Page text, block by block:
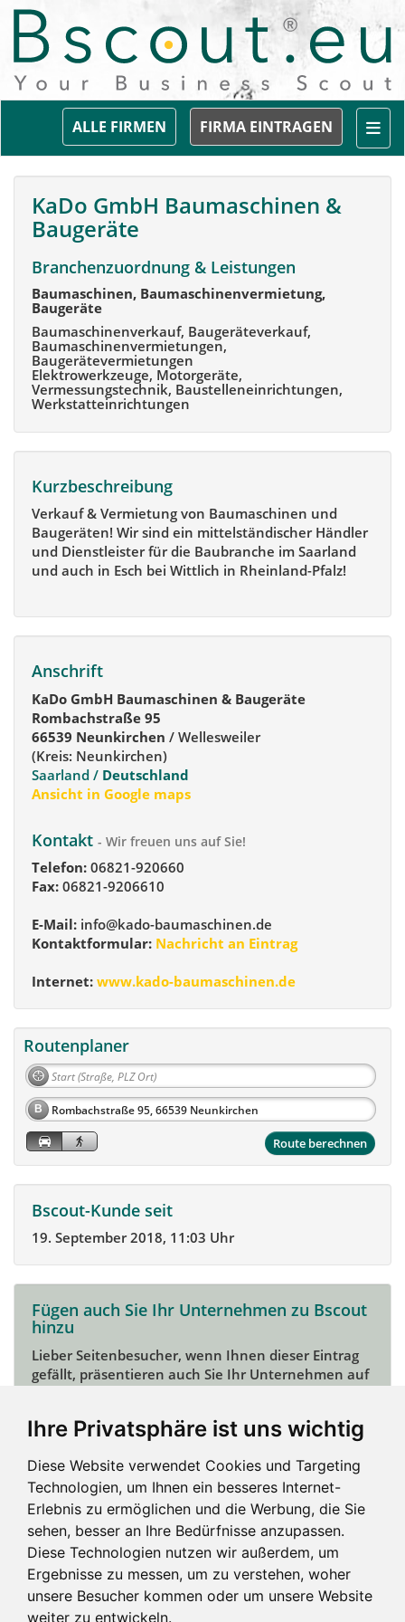
Ihre Privatsphäre ist uns wichtig
Diese Website verwendet Cookies und Targeting
Technologien, um Ihnen ein besseres Internet-
Erlebnis zu ermöglichen und die Werbung, die Sie
sehen, besser an Ihre Bedürfnisse anzupassen.
Diese Technologien nutzen wir außerdem, um
Ergebnisse zu messen, um zu verstehen, woher
unsere Besucher kommen oder um unsere Website
weiter zu entwickeln.
FIRMA EINTRAGEN
ALLE FIRMEN
KaDo GmbH Baumaschinen &
Baugeräte
Branchenzuordnung & Leistungen
Baumaschinen, Baumaschinenvermietung,
Baugeräte
Baumaschinenverkauf, Baugeräteverkauf,
Baumaschinenvermietungen,
Baugerätevermietungen
Elektrowerkzeuge, Motorgeräte,
Vermessungstechnik, Baustelleneinrichtungen,
Werkstatteinrichtungen
Kurzbeschreibung
Verkauf & Vermietung von Baumaschinen und
Baugeräten! Wir sind ein mittelständischer Händler
und Dienstleister für die Baubranche im Saarland
und auch in Esch bei Wittlich in Rheinland-Pfalz!
Anschrift
KaDo GmbH Baumaschinen & Baugeräte
Rombachstraße 95
66539 Neunkirchen / Wellesweiler
(Kreis: Neunkirchen)
Saarland / Deutschland
Ansicht in Google maps
Kontakt - Wir freuen uns auf Sie!
Telefon: 06821-920660
Fax: 06821-9206610
E-Mail: info@kado-baumaschinen.de
Kontaktformular: Nachricht an Eintrag
Internet: www.kado-baumaschinen.de
Routenplaner
B
Route berechnen
Bscout-Kunde seit
19. September 2018, 11:03 Uhr
Fügen auch Sie Ihr Unternehmen zu Bscout
hinzu
Lieber Seitenbesucher, wenn Ihnen dieser Eintrag
gefällt, präsentieren auch Sie Ihr Unternehmen auf
Mein Unternehmen hinzufügen